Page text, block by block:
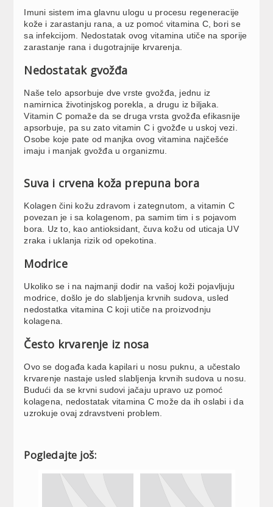
Imuni sistem ima glavnu ulogu u procesu regeneracije
kože i zarastanju rana, a uz pomoć vitamina C, bori se
sa infekcijom. Nedostatak ovog vitamina utiče na sporije
zarastanje rana i dugotrajnije krvarenja.
Nedostatak gvožđa
Naše telo apsorbuje dve vrste gvožđa, jednu iz
namirnica životinjskog porekla, a drugu iz biljaka.
Vitamin C pomaže da se druga vrsta gvožđa efikasnije
apsorbuje, pa su zato vitamin C i gvožđe u uskoj vezi.
Osobe koje pate od manjka ovog vitamina najčešće
imaju i manjak gvožđa u organizmu.
Suva i crvena koža prepuna bora
Kolagen čini kožu zdravom i zategnutom, a vitamin C
povezan je i sa kolagenom, pa samim tim i s pojavom
bora. Uz to, kao antioksidant, čuva kožu od uticaja UV
zraka i uklanja rizik od opekotina.
Modrice
Ukoliko se i na najmanji dodir na vašoj koži pojavljuju
modrice, došlo je do slabljenja krvnih sudova, usled
nedostatka vitamina C koji utiče na proizvodnju
kolagena.
Često krvarenje iz nosa
Ovo se događa kada kapilari u nosu puknu, a učestalo
krvarenje nastaje usled slabljenja krvnih sudova u nosu.
Budući da se krvni sudovi jačaju upravo uz pomoć
kolagena, nedostatak vitamina C može da ih oslabi i da
uzrokuje ovaj zdravstveni problem.
Pogledajte još: